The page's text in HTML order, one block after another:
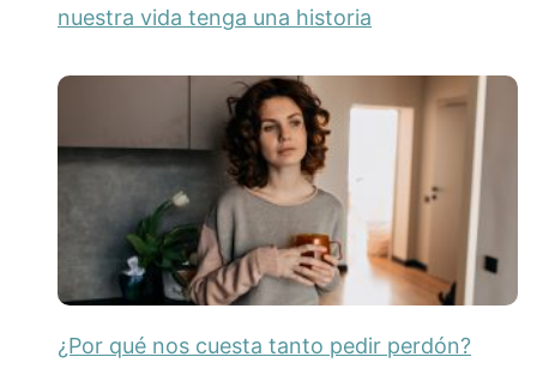
nuestra vida tenga una historia
¿Por qué nos cuesta tanto pedir perdón?